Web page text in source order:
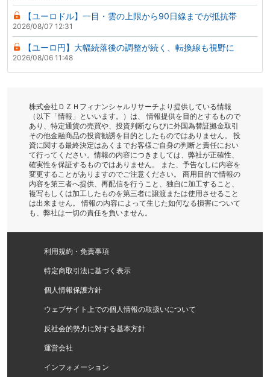
【ユーロドル】一目・雲の上限から90日線までが抵抗帯
2026/08/07 12:31
【ユーロ円】大幅続落後の調整が続く、転換線も視野に
2026/08/06 11:48
株式会社ＤＺＨフィナンシャルリサーチより提供している情報
（以下「情報」といいます。）は、 情報提供を目的とするもので
あり、特定通貨の売買や、投資判断ならびに外国為替証拠金取引
その他金融商品の投資勧誘を目的としたものではありません。 投
資に関する最終決定はあくまでお客様ご自身の判断と責任におい
て行ってください。情報の内容につきましては、弊社が正確性、
確実性を保証するものではありません。 また、予告なしに内容を
変更することがありますのでご注意ください。 商用目的で情報の
内容を第三者へ提供、再配信を行うこと、独自に加工すること、
複写もしくは加工したものを第三者に譲渡または使用させること
は出来ません。 情報の内容によって生じた如何なる損害について
も、弊社は一切の責任を負いません。
利用規約・免責事項
特定商取引法に基づく表示
個人情報保護方針
ウェブサイト上での個人情報の取扱いについて
反社会的勢力に対する基本方針
運営会社
インフォメーション